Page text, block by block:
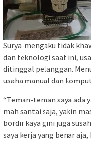
Surya mengaku tidak
dan teknologi saat ini,
ditinggal pelanggan.
usaha manual dan
“Teman-teman saya ada
mah santai saja, yakin
bordir kaya gini juga
saya kerja yang benar